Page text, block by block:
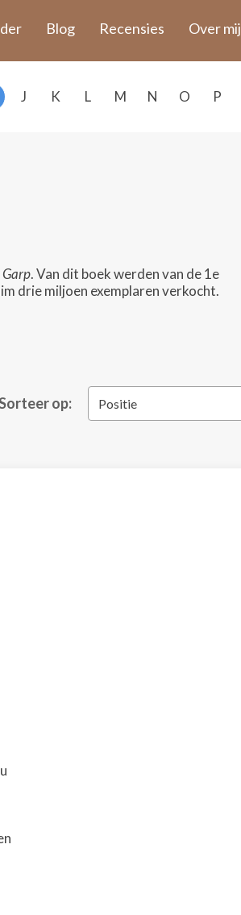
Blog Recensies Over mij
J K L M N O P
Garp. Van dit boek werden van de 1e
drie miljoen exemplaren verkocht.
op: Positie